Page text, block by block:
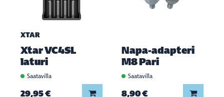
XTAR
Xtar VC4SL
laturi
Saatavilla
29,95 € Lisää koriin
Napa-adapteri
M8 Pari
Saatavilla
8,90 € Lisää